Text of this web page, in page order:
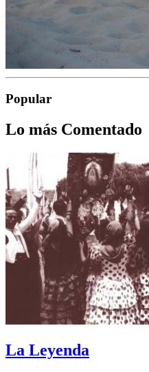
Popular
Lo más Comentado
La Leyenda